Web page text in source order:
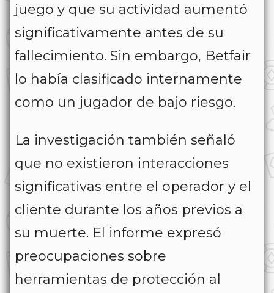
juego y que su actividad aumentó
significativamente antes de su
fallecimiento. Sin embargo, Betfair
lo había clasificado internamente
como un jugador de bajo riesgo.
La investigación también señaló
que no existieron interacciones
significativas entre el operador y el
cliente durante los años previos a
su muerte. El informe expresó
preocupaciones sobre
herramientas de protección al